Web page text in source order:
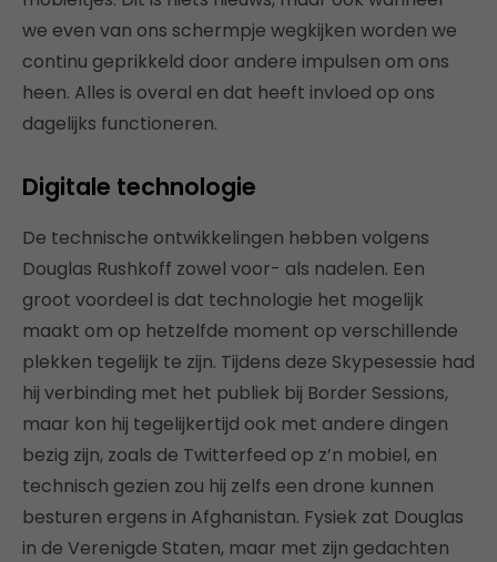
we even van ons schermpje wegkijken worden we
continu geprikkeld door andere impulsen om ons
heen. Alles is overal en dat heeft invloed op ons
dagelijks functioneren.
Digitale technologie
De technische ontwikkelingen hebben volgens
Douglas Rushkoff zowel voor- als nadelen. Een
groot voordeel is dat technologie het mogelijk
maakt om op hetzelfde moment op verschillende
plekken tegelijk te zijn. Tijdens deze Skypesessie had
hij verbinding met het publiek bij Border Sessions,
maar kon hij tegelijkertijd ook met andere dingen
bezig zijn, zoals de Twitterfeed op z’n mobiel, en
technisch gezien zou hij zelfs een drone kunnen
besturen ergens in Afghanistan. Fysiek zat Douglas
in de Verenigde Staten, maar met zijn gedachten